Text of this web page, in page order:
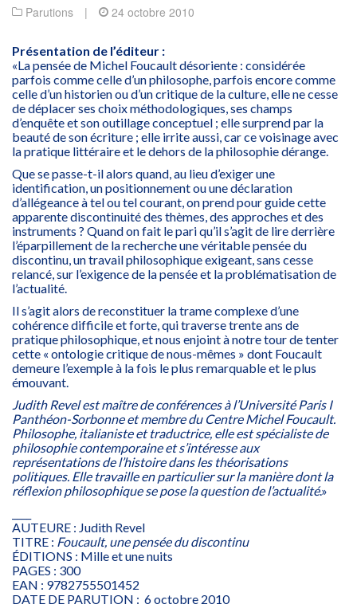
Parutions | 24 octobre 2010
Présentation de l’éditeur :
«La pensée de Michel Foucault désoriente : considérée
parfois comme celle d’un philosophe, parfois encore comme
celle d’un historien ou d’un critique de la culture, elle ne cesse
de déplacer ses choix méthodologiques, ses champs
d’enquête et son outillage conceptuel ; elle surprend par la
beauté de son écriture ; elle irrite aussi, car ce voisinage avec
la pratique littéraire et le dehors de la philosophie dérange.
Que se passe-t-il alors quand, au lieu d’exiger une
identification, un positionnement ou une déclaration
d’allégeance à tel ou tel courant, on prend pour guide cette
apparente discontinuité des thèmes, des approches et des
instruments ? Quand on fait le pari qu’il s’agit de lire derrière
l’éparpillement de la recherche une véritable pensée du
discontinu, un travail philosophique exigeant, sans cesse
relancé, sur l’exigence de la pensée et la problématisation de
l’actualité.
Il s’agit alors de reconstituer la trame complexe d’une
cohérence difficile et forte, qui traverse trente ans de
pratique philosophique, et nous enjoint à notre tour de tenter
cette « ontologie critique de nous-mêmes » dont Foucault
demeure l’exemple à la fois le plus remarquable et le plus
émouvant.
Judith Revel est maître de conférences à l’Université Paris I
Panthéon-Sorbonne et membre du Centre Michel Foucault.
Philosophe, italianiste et traductrice, elle est spécialiste de
philosophie contemporaine et s’intéresse aux
représentations de l’histoire dans les théorisations
politiques. Elle travaille en particulier sur la manière dont la
réflexion philosophique se pose la question de l’actualité.»
AUTEURE : Judith Revel
TITRE : Foucault, une pensée du discontinu
ÉDITIONS : Mille et une nuits
PAGES : 300
EAN : 9782755501452
DATE DE PARUTION : 6 octobre 2010